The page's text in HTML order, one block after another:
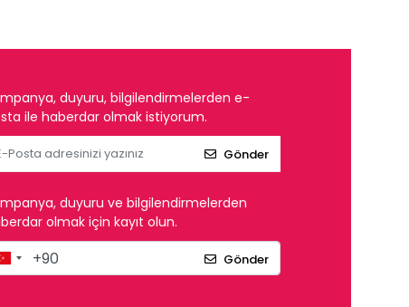
duyuru, bilgilendirmelerden e-
ile haberdar olmak istiyorum.
Gönder
duyuru ve bilgilendirmelerden
olmak için kayıt olun.
Gönder